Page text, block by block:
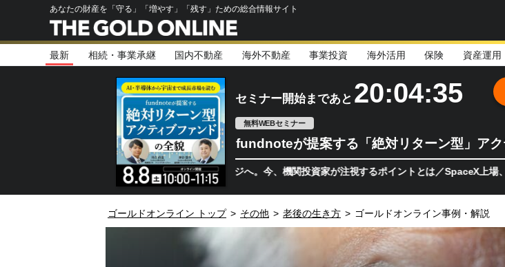
あなたの財産を「守る」「増やす」「残す」ための総合情報サイト
最新 相続・事業承継 国内不動産 海外不動産 事業投資 海外活用 保険 資産運用
セミナー開始まであと 20:04:34
無料WEBセミナー
fundnoteが提案する「絶対リターン型」アク
半導体相場は次のステージへ。今、機関投資家が注視するポイントとは／SpaceX上場、次なる
ゴールドオンライン トップ > その他 > 老後の生き方 > ゴールドオンライン事例・解説